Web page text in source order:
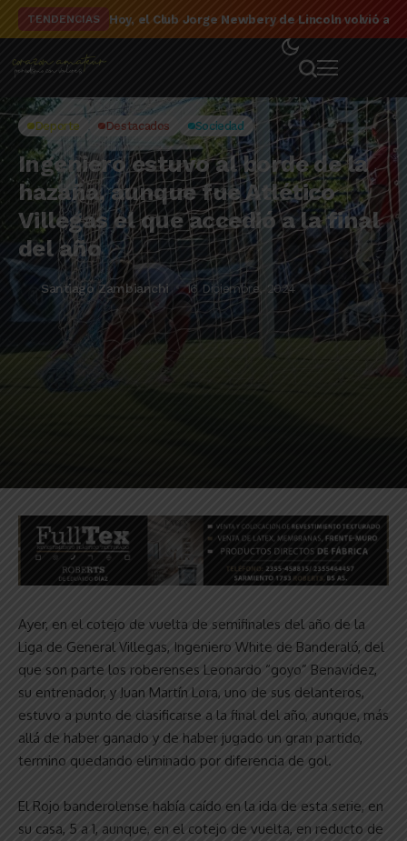
TENDENCIAS El detalle de la campaña de El Linqueño en el
Deporte Destacados Sociedad
Ingeniero estuvo al borde de la
hazaña, aunque fue Atlético
Villegas el que accedió a la final
del año
Santiago Zambianchi 16 Diciembre, 2024
Ayer, en el cotejo de vuelta de semifinales del año de la
Liga de General Villegas, Ingeniero White de Banderaló, del
que son parte los roberenses Leonardo “goyo” Benavídez,
su entrenador, y Juan Martín Lora, uno de sus delanteros,
estuvo a punto de clasificarse a la final del año, aunque, más
allá de haber ganado y de haber jugado un gran partido,
termino quedando eliminado por diferencia de gol.
El Rojo banderolense había caído en la ida de esta serie, en
su casa, 5 a 1, aunque, en el cotejo de vuelta, en reducto de